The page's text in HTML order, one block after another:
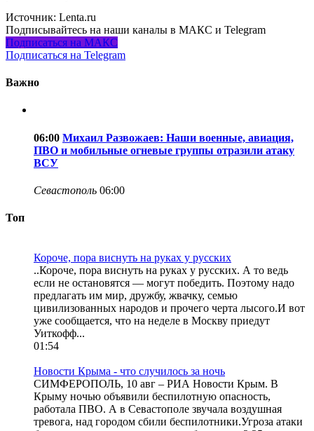
Источник: Lenta.ru
Подписывайтесь на наши каналы в МАКС и Telegram
Подписаться на МАКС
Подписаться на Telegram
Важно
06:00 Михаил Развожаев: Наши военные, авиация,
ПВО и мобильные огневые группы отразили атаку
ВСУ
Севастополь 06:00
Топ
Короче, пора виснуть на руках у русских
..Короче, пора виснуть на руках у русских. А то ведь
если не остановятся — могут победить. Поэтому надо
предлагать им мир, дружбу, жвачку, семью
цивилизованных народов и прочего черта лысого.И вот
уже сообщается, что на неделе в Москву приедут
Уиткофф...
01:54
Новости Крыма - что случилось за ночь
СИМФЕРОПОЛЬ, 10 авг – РИА Новости Крым. В
Крыму ночью объявили беспилотную опасность,
работала ПВО. А в Севастополе звучала воздушная
тревога, над городом сбили беспилотники.Угроза атаки